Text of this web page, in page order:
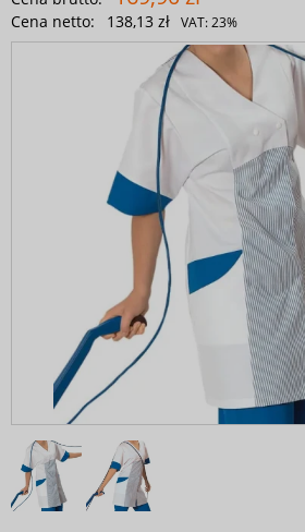
Cena netto: 138,13 zł VAT:23%